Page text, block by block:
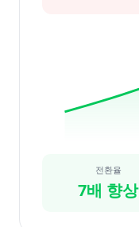
전환율
7배 향상